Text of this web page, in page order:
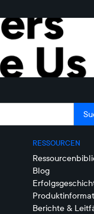
RESSOURCEN
Blog
Berichte &